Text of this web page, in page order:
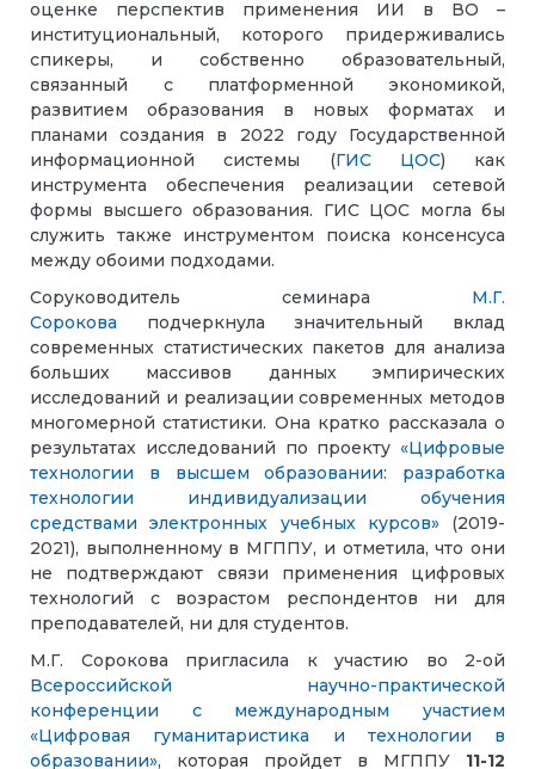
оценке перспектив применения ИИ в ВО –
институциональный, которого придерживались
спикеры, и собственно образовательный,
связанный с платформенной экономикой,
развитием образования в новых форматах и
планами создания в 2022 году Государственной
информационной системы (ГИС ЦОС) как
инструмента обеспечения реализации сетевой
формы высшего образования. ГИС ЦОС могла бы
служить также инструментом поиска консенсуса
между обоими подходами.
Соруководитель семинара М.Г.
Сорокова подчеркнула значительный вклад
современных статистических пакетов для анализа
больших массивов данных эмпирических
исследований и реализации современных методов
многомерной статистики. Она кратко рассказала о
результатах исследований по проекту «Цифровые
технологии в высшем образовании: разработка
технологии индивидуализации обучения
средствами электронных учебных курсов»(2019-
2021), выполненному в МГППУ, и отметила, что они
не подтверждают связи применения цифровых
технологий с возрастом респондентов ни для
преподавателей, ни для студентов.
М.Г. Сорокова пригласила к участию во 2-ой
Всероссийской научно-практической
конференции с международным участием
«Цифровая гуманитаристика и технологии в
образовании», которая пройдет в МГППУ 11-12